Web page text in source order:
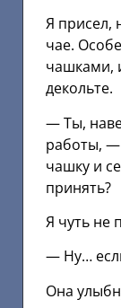
Я присел,
чае.
чашками,
декольте.
— Ты,
работы, —
чашку и
принять?
Я чуть не
— Ну…
Она